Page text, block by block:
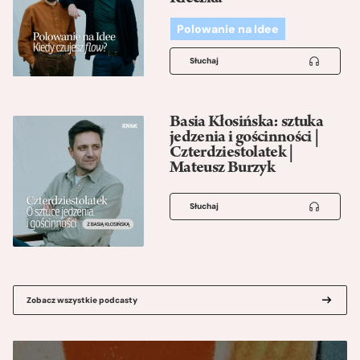
Polowanie na Idee
Słuchaj
Basia Kłosińska: sztuka
jedzenia i gościnności |
Czterdziestolatek |
Mateusz Burzyk
Słuchaj
Zobacz wszystkie podcasty